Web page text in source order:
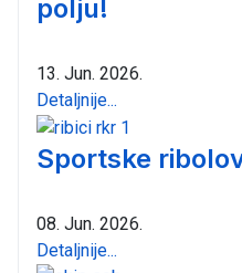
polju!
13. Jun. 2026.
Detaljnije...
Sportske
08. Jun. 2026.
Detaljnije...